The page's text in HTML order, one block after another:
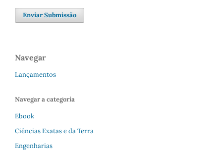
Enviar Submissão
Navegar
Lançamentos
Navegar a categoria
Ebook
Ciências Exatas e da Terra
Engenharias